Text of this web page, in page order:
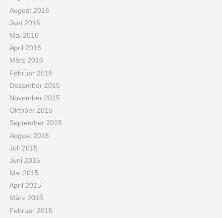
August 2016
Juni 2016
Mai 2016
April 2016
März 2016
Februar 2016
Dezember 2015
November 2015
Oktober 2015
September 2015
August 2015
Juli 2015
Juni 2015
Mai 2015
April 2015
März 2015
Februar 2015